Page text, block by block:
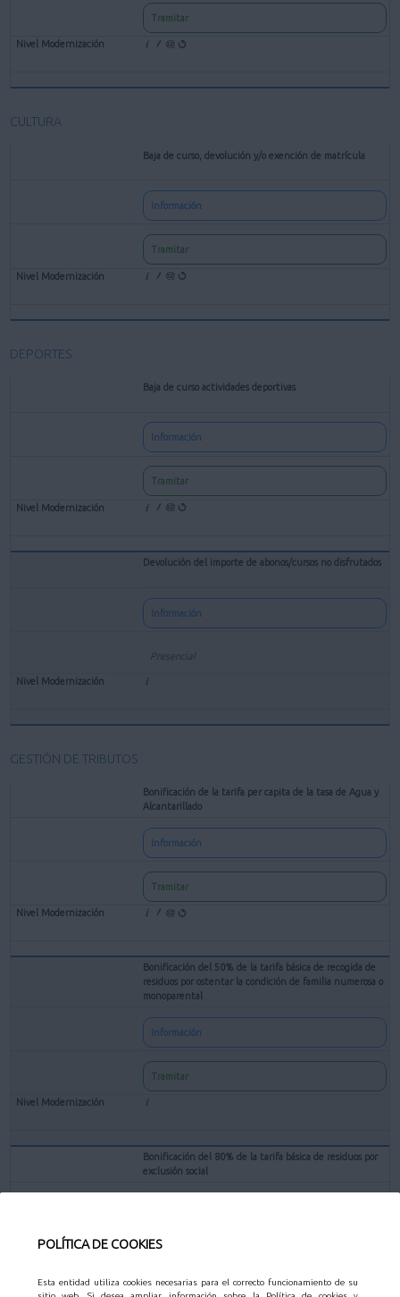
POLÍTICA DE COOKIES
Esta entidad utiliza cookies necesarias para el correcto funcionamiento de su
Tramitar
CULTURA
Baja de curso, devolución y/o exención de matrícula
Información
Tramitar
DEPORTES
Baja de curso actividades deportivas
Información
Tramitar
Devolución del importe de abonos/cursos no disfrutados
Información
Presencial
GESTIÓN DE TRIBUTOS
Bonificación de la tarifa per capita de la tasa de Agua y
Alcantarillado
Información
Tramitar
Bonificación del 50% de la tarifa básica de recogida de
residuos por ostentar la condición de familia numerosa o
monoparental
Información
Tramitar
Bonificación del 80% de la tarifa básica de residuos por
exclusión social
Tramitar